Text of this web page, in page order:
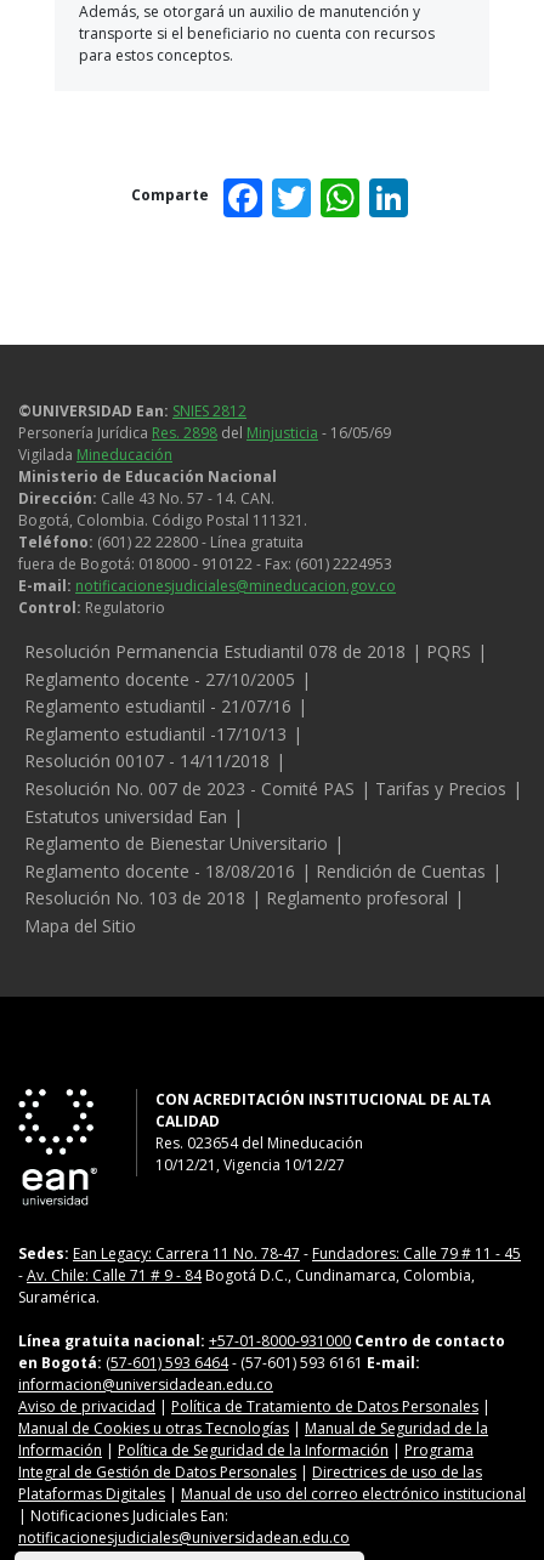
Además, se otorgará un auxilio de manutención y
transporte si el beneficiario no cuenta con recursos
para estos conceptos.
Comparte Facebook
Twitter
©UNIVERSIDAD Ean: SNIES 2812
Personería Jurídica Res. 2898 del Minjusticia - 16/05/69
Vigilada Mineducación
Ministerio de Educación Nacional
Dirección: Calle 43 No. 57 - 14. CAN.
Bogotá, Colombia. Código Postal 111321.
Teléfono: (601) 22 22800 - Línea gratuita
fuera de Bogotá: 018000 - 910122 - Fax: (601) 2224953
E-mail: notificacionesjudiciales@mineducacion.gov.co
Control: Regulatorio
Legales
Resolución Permanencia Estudiantil 078 de 2018
PQRS
Reglamento docente - 27/10/2005
Reglamento estudiantil - 21/07/16
Reglamento estudiantil -17/10/13
Resolución 00107 - 14/11/2018
Resolución No. 007 de 2023 - Comité PAS
Tarifas y Precios
Estatutos universidad Ean
Reglamento de Bienestar Universitario
Reglamento docente - 18/08/2016
Rendición de Cuentas
Resolución No. 103 de 2018
Reglamento profesoral
Mapa del Sitio
CON ACREDITACIÓN INSTITUCIONAL DE ALTA
CALIDAD
Res. 023654del Mineducación
10/12/21, Vigencia 10/12/27
Sedes: Ean Legacy: Carrera 11 No. 78-47 -Fundadores: Calle 79 # 11 - 45
-Av. Chile: Calle 71 # 9 - 84Bogotá D.C., Cundinamarca, Colombia,
Suramérica.
Línea gratuita nacional: +57-01-8000-931000 Centro de contacto
en Bogotá: (57-601) 593 6464- (57-601) 593 6161 E-mail:
informacion@universidadean.edu.co
Aviso de privacidad | Política de Tratamiento de Datos Personales |
Manual de Cookies u otras Tecnologías | Manual de Seguridad de la
Información | Política de Seguridad de la Información | Programa
Integral de Gestión de Datos Personales | Directrices de uso de las
Plataformas Digitales | Manual de uso del correo electrónico institucional
| Notificaciones Judiciales Ean:
notificacionesjudiciales@universidadean.edu.co